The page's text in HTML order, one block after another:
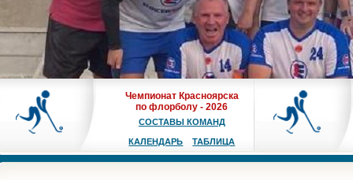
Чемпионат Красноярска
по флорболу - 2026
СОСТАВЫ КОМАНД
КАЛЕНДАРЬ ТАБЛИЦА